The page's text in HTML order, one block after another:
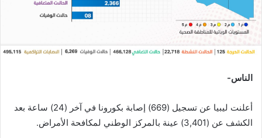
ت
و
الناس-
أعلنت ليبيا عن تسجيل (669) إصابة بكورونا في آخر (24) ساعة بعد
الكشف عن (3,401) عينة بالمركز الوطني لمكافحة الأمراض.